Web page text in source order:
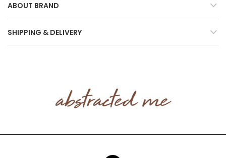
ABOUT BRAND
SHIPPING & DELIVERY